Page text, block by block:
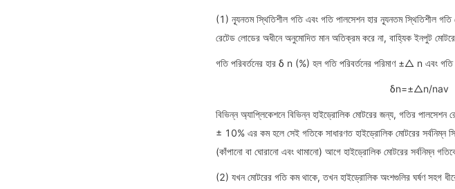
(1) ন্যূনতম স্থিতিশীল গতি এবং গতি পালসেশন হার ন্যূনতম স্থিতিশীল
রেটেড লোডের অধীনে অনুমোদিত মান অতিক্রম করে না, বাহ্যিক ইনপুট
গতি পরিবর্তনের হার δ n (%) হল গতি পরিবর্তনের পরিমাণ ±△ n এবং
δn=±△n/nav
বিভিন্ন অ্যাপ্লিকেশনে বিভিন্ন হাইড্রোলিক মোটরের জন্য, গতির
± 10% এর কম হলে সেই গতিকে সাধারণত হাইড্রোলিক মোটরের সর্বনিম্ন
(কাঁপানো বা ঘোরানো এবং থামানো) আগে হাইড্রোলিক মোটরের সর্বনিম্ন
(2) যখন মোটরের গতি কম থাকে, তখন হাইড্রোলিক অংশগুলির ঘর্ষণ সহগ